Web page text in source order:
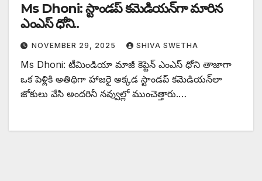
Ms Dhoni: స్టాండప్ కమెడియన్‌గా మారిన
ఎంఎస్ ధోని..
NOVEMBER 29, 2025 SHIVA SWETHA
Ms Dhoni: టీమిండియా మాజీ కెప్టెన్ ఎంఎస్ ధోని తాజాగా
ఒక పెళ్లికి అతిథిగా హాజరై అక్కడ స్టాండప్ కమెడియన్‌లా
జోకులు వేసి అందరినీ నవ్వుల్లో ముంచెత్తారు.…